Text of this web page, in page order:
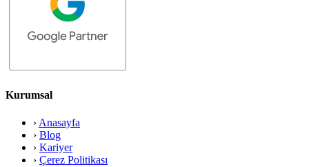
Kurumsal
› Anasayfa
› Blog
› Kariyer
› Çerez Politikası